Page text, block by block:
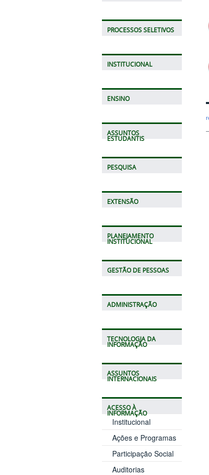
PROCESSOS SELETIVOS
INSTITUCIONAL
ENSINO
ASSUNTOS
ESTUDANTIS
PESQUISA
EXTENSÃO
PLANEJAMENTO
INSTITUCIONAL
GESTÃO DE PESSOAS
ADMINISTRAÇÃO
TECNOLOGIA DA
INFORMAÇÃO
ASSUNTOS
INTERNACIONAIS
ACESSO À
INFORMAÇÃO
Institucional
Ações e Programas
Participação Social
Auditorias